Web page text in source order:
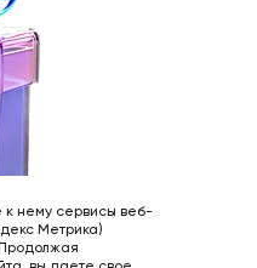
нему сервисы веб-
Метрика)